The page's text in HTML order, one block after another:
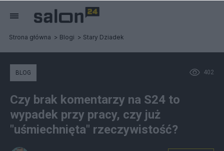
Strona główna Blogi Stary Dziadek
402
BLOG
Czy brak komentarzy na S24 to
wypadek przy pracy, czy już
"uśmiechnięta" rzeczywistość?